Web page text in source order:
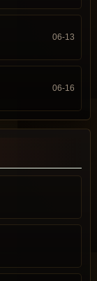
06-13
06-16